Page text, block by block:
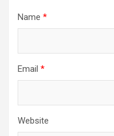
Name *
Email *
Website